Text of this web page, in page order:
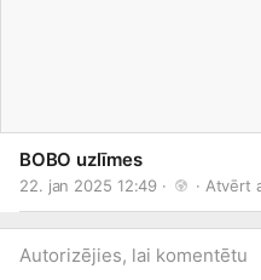
BOBO uzlīmes
22. jan 2025 12:49 · · Atvērt
Autorizējies, lai komentētu